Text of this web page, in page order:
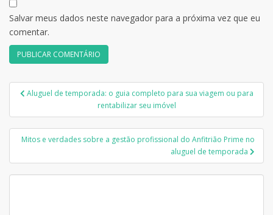
Salvar meus dados neste navegador para a próxima vez que eu
comentar.
Navegação
Post
Aluguel de temporada: o guia completo para sua viagem ou para
rentabilizar seu imóvel
Mitos e verdades sobre a gestão profissional do Anfitrião Prime no
aluguel de temporada